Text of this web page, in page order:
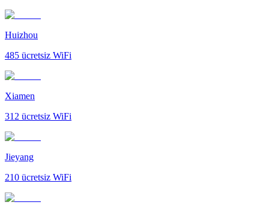
Huizhou
485 ücretsiz WiFi
Xiamen
312 ücretsiz WiFi
Jieyang
210 ücretsiz WiFi